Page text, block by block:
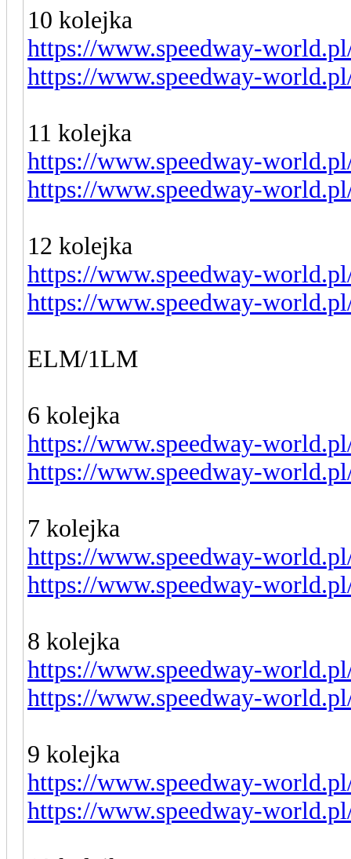
10 kolejka
https://www.speedway-
https://www.speedway-
11 kolejka
https://www.speedway-
https://www.speedway-
12 kolejka
https://www.speedway-
https://www.speedway-
ELM/1LM
6 kolejka
https://www.speedway-
https://www.speedway-
7 kolejka
https://www.speedway-
https://www.speedway-
8 kolejka
https://www.speedway-
https://www.speedway-
9 kolejka
https://www.speedway-
https://www.speedway-